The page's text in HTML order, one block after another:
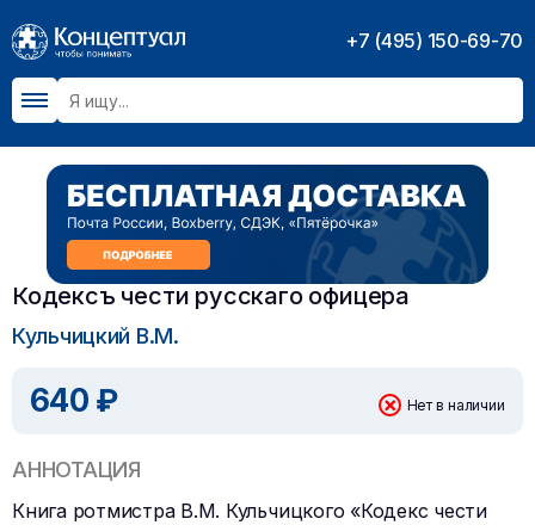
+7 (495) 150-69-70
Кодексъ чести русскаго офицера
Кульчицкий В.М.
640 ₽ Нет в наличии
АННОТАЦИЯ
Книга ротмистра В.М. Кульчицкого «Кодекс чести